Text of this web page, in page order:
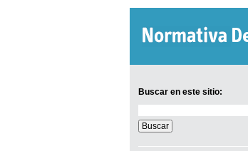
Buscar en este sitio:
en
este
sitio: